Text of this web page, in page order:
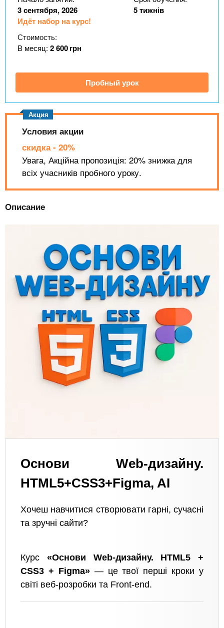
n
s
.
i
n
o
н
и
3 сентября, 2026
Идёт набор на курс!
5 тижнів
Стоимость:
В месяц: 2 600грн
Пробный урок
Условия акции
скидка - 20%
Увага, Акційна пропозиція: 20% знижка для
всіх учасників пробного уроку.
Описание
Основи Web-дизайну.
HTML5+CSS3+Figma, AI
Хочеш навчитися створювати гарні, сучасні
та зручні сайти?
Курс «Основи Web-дизайну. HTML5 +
CSS3 + Figma»— це твої перші кроки у
світі веб-розробки та Front-end.